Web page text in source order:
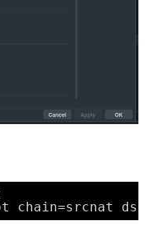
chain=srcnat dst-